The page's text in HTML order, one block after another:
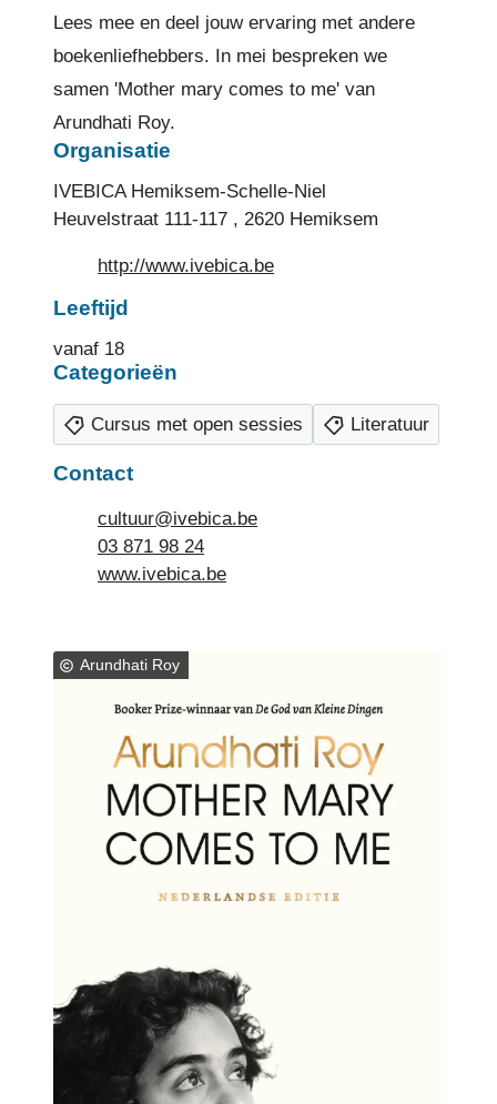
Lees mee en deel jouw ervaring met andere
boekenliefhebbers. In mei bespreken we
samen 'Mother mary comes to me' van
Arundhati Roy.
Organisatie
IVEBICA Hemiksem-Schelle-Niel
Heuvelstraat 111-117 , 2620 Hemiksem
Websitehttp://www.ivebica.be
Leeftijd
vanaf 18
Categorieën
Cursus met open sessies Literatuur
Contact
E-mailcultuur@ivebica.be
03 871 98 24
Websitewww.ivebica.be
Arundhati Roy